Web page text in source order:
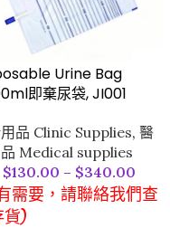
Urine Bag
即棄尿袋, JI001
品 Clinic Supplies, 醫
Medical supplies
$130.00 – $340.00
需要，請聯絡我們查
貨)